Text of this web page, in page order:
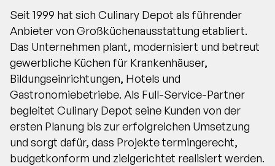
Seit 1999 hat sich Culinary Depot als führender
Anbieter von Großküchenausstattung etabliert.
Das Unternehmen plant, modernisiert und betreut
gewerbliche Küchen für Krankenhäuser,
Bildungseinrichtungen, Hotels und
Gastronomiebetriebe. Als Full-Service-Partner
begleitet Culinary Depot seine Kunden von der
ersten Planung bis zur erfolgreichen Umsetzung
und sorgt dafür, dass Projekte termingerecht,
budgetkonform und zielgerichtet realisiert werden.